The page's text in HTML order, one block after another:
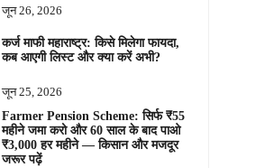
जून 26, 2026
कर्ज माफी महाराष्ट्र: किसे मिलेगा फायदा,
कब आएगी लिस्ट और क्या करें अभी?
जून 25, 2026
Farmer Pension Scheme: सिर्फ ₹55
महीने जमा करो और 60 साल के बाद पाओ
₹3,000 हर महीने — किसान और मजदूर
जरूर पढ़ें